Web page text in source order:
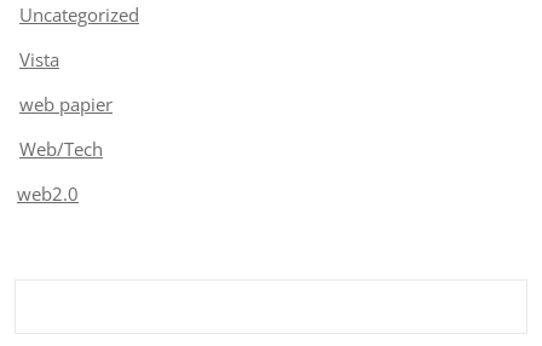
Uncategorized
Vista
web papier
Web/Tech
web2.0